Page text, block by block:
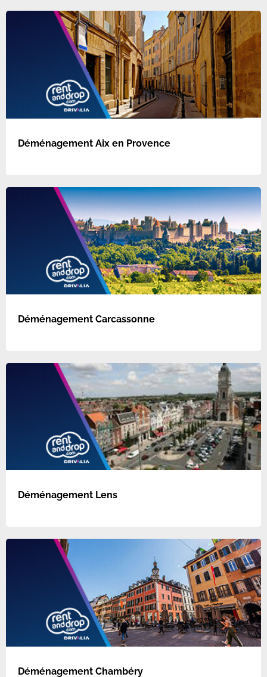
Déménagement Aix en Provence
Déménagement Carcassonne
Déménagement Lens
Déménagement Chambéry